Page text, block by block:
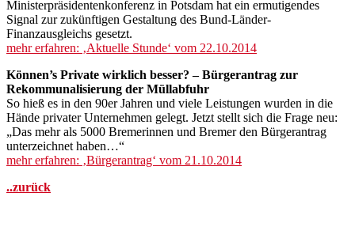
Ministerpräsidentenkonferenz in Potsdam hat ein ermutigendes
Signal zur zukünftigen Gestaltung des Bund-Länder-
Finanzausgleichs gesetzt.
mehr erfahren: ‚Aktuelle Stunde‘ vom 22.10.2014
Können’s Private wirklich besser? – Bürgerantrag zur
Rekommunalisierung der Müllabfuhr
So hieß es in den 90er Jahren und viele Leistungen wurden in die
Hände privater Unternehmen gelegt. Jetzt stellt sich die Frage neu:
„Das mehr als 5000 Bremerinnen und Bremer den Bürgerantrag
unterzeichnet haben…“
mehr erfahren: ‚Bürgerantrag‘ vom 21.10.2014
..zurück